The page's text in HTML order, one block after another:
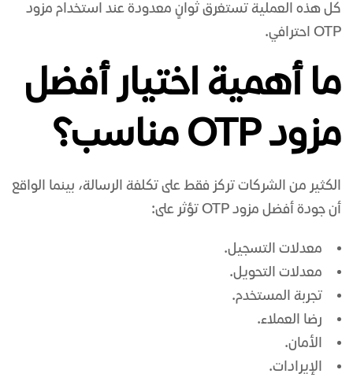
كل هذه العملية تستغرق ثوانٍ معدودة عند استخدام مزود
OTP احترافي.
ما أهمية اختيار أفضل
مزود OTP مناسب؟
الكثير من الشركات تركز فقط على تكلفة الرسالة، بينما الواقع
أن جودة أفضل مزود OTP تؤثر على:
معدلات التسجيل.
معدلات التحويل.
تجربة المستخدم.
رضا العملاء.
الأمان.
الإيرادات.